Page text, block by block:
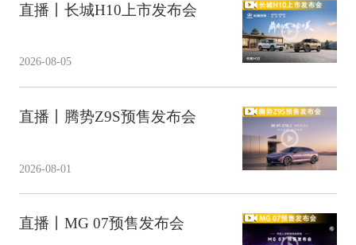
直播丨长城H10上市发布会
2026-08-05
直播丨腾势Z9S预售发布会
2026-08-01
直播丨MG 07预售发布会